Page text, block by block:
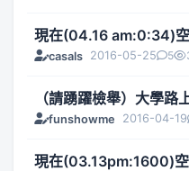
現在(04.16 am:0:34)
casals 2016-05-25 5
（請踴躍檢舉）大學路
funshowme 2016-04-19
現在(03.13pm:1600)